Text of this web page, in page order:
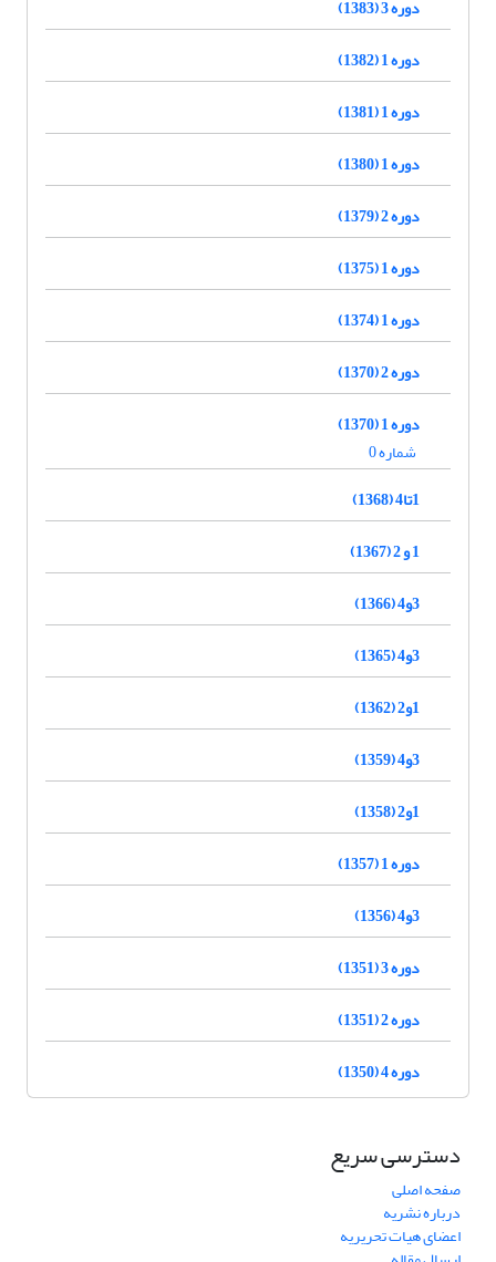
دوره 3 (1383)
دوره 1 (1382)
دوره 1 (1381)
دوره 1 (1380)
دوره 2 (1379)
دوره 1 (1375)
دوره 1 (1374)
دوره 2 (1370)
دوره 1 (1370)
شماره 0
1تا4 (1368)
1 و 2 (1367)
3و4 (1366)
3و4 (1365)
1و2 (1362)
3و4 (1359)
1و2 (1358)
دوره 1 (1357)
3و4 (1356)
دوره 3 (1351)
دوره 2 (1351)
دوره 4 (1350)
دسترسی سریع
صفحه اصلی
درباره نشریه
اعضای هیات تحریریه